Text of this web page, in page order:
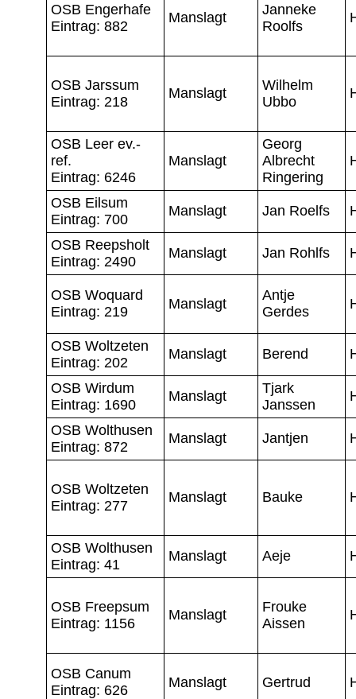
OSB Engerhafe
Eintrag: 882
Manslagt
Janneke
Roolfs
OSB Jarssum
Eintrag: 218
Manslagt
Wilhelm
Ubbo
OSB Leer ev.-
ref.
Eintrag: 6246
Manslagt
Georg
Albrecht
Ringering
OSB Eilsum
Eintrag: 700
Manslagt Jan Roelfs
OSB Reepsholt
Eintrag: 2490
Manslagt Jan Rohlfs
OSB Woquard
Eintrag: 219
Manslagt
Antje
Gerdes
OSB Woltzeten
Eintrag: 202
Manslagt Berend
OSB Wirdum
Eintrag: 1690
Manslagt
Tjark
Janssen
OSB Wolthusen
Eintrag: 872
Manslagt Jantjen
OSB Woltzeten
Eintrag: 277
Manslagt Bauke
OSB Wolthusen
Eintrag: 41
Manslagt Aeje
OSB Freepsum
Eintrag: 1156
Manslagt
Frouke
Aissen
OSB Canum
Eintrag: 626
Manslagt Gertrud